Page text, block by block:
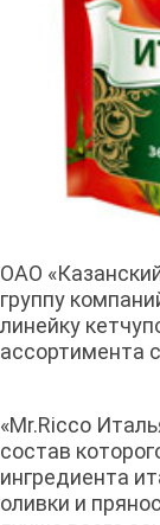
ОАО
группу
линейку
ассортимента
«Mr.Ricco
состав
ингредиента
оливки и